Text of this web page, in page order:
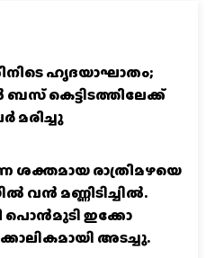
ഹൃദയാഘാതം;
ബസ് കെട്ടിടത്തിലേക്ക്
മരിച്ചു
ശക്തമായ രാത്രിമഴയെ
വൻ മണ്ണിടിച്ചില്‍.
ഇക്കോ
അടച്ചു.